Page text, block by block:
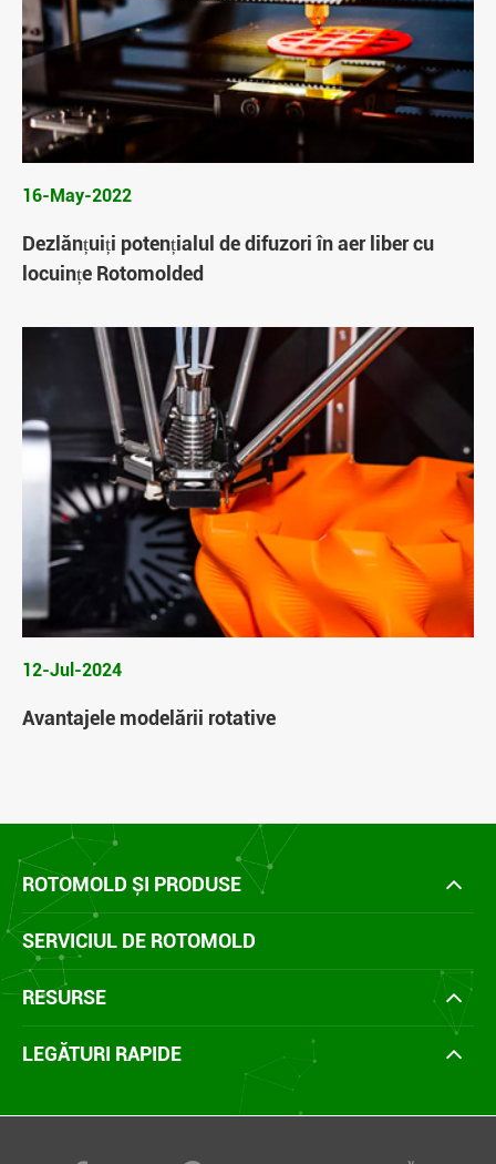
16-May-2022
Dezlănțuiți potențialul de difuzori în aer liber cu
locuințe Rotomolded
12-Jul-2024
Avantajele modelării rotative
ROTOMOLD ȘI PRODUSE
SERVICIUL DE ROTOMOLD
RESURSE
LEGĂTURI RAPIDE